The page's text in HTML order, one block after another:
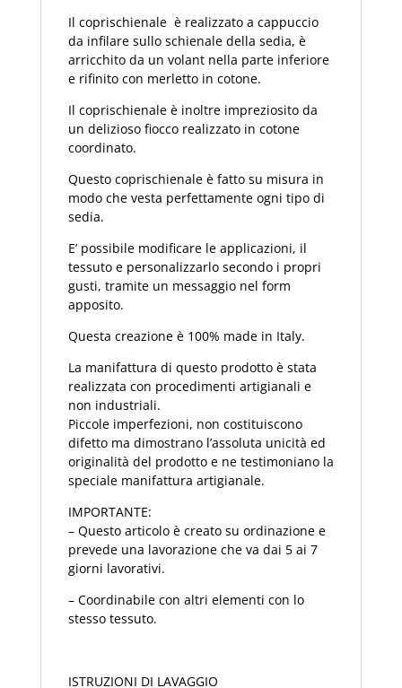
Il coprischienale è realizzato a cappuccio
da infilare sullo schienale della sedia, è
arricchito da un volant nella parte inferiore
e rifinito con merletto in cotone.
Il coprischienale è inoltre impreziosito da
un delizioso fiocco realizzato in cotone
coordinato.
Questo coprischienale è fatto su misura in
modo che vesta perfettamente ogni tipo di
sedia.
E’ possibile modificare le applicazioni, il
tessuto e personalizzarlo secondo i propri
gusti, tramite un messaggio nel form
apposito.
Questa creazione è 100% made in Italy.
La manifattura di questo prodotto è stata
realizzata con procedimenti artigianali e
non industriali.
Piccole imperfezioni, non costituiscono
difetto ma dimostrano l’assoluta unicità ed
originalità del prodotto e ne testimoniano la
speciale manifattura artigianale.
IMPORTANTE:
– Questo articolo è creato su ordinazione e
prevede una lavorazione che va dai 5 ai 7
giorni lavorativi.
– Coordinabile con altri elementi con lo
stesso tessuto.
ISTRUZIONI DI LAVAGGIO